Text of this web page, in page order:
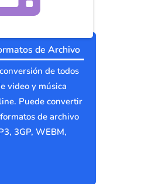
de Archivo
de todos
video y música
Puede convertir
de archivo
3GP, WEBM,